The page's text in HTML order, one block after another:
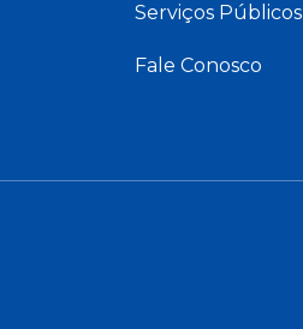
Serviços Públicos
Fale Conosco